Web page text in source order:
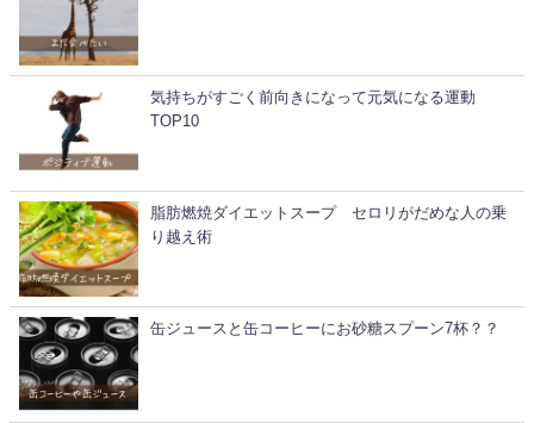
気持ちがすごく前向きになって元気になる運動
TOP10
脂肪燃焼ダイエットスープ セロリがだめな人の乗
り越え術
缶ジュースと缶コーヒーにお砂糖スプーン7杯？？